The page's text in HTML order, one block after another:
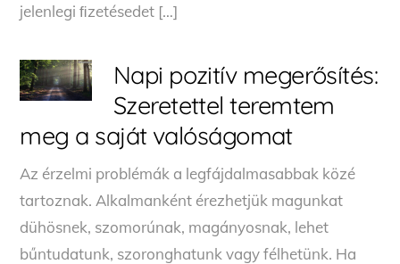
jelenlegi ﬁzetésedet […]
Napi pozitív megerősítés:
Szeretettel teremtem
meg a saját valóságomat
Az érzelmi problémák a legfájdalmasabbak közé
tartoznak. Alkalmanként érezhetjük magunkat
dühösnek, szomorúnak, magányosnak, lehet
bűntudatunk, szoronghatunk vagy félhetünk. Ha